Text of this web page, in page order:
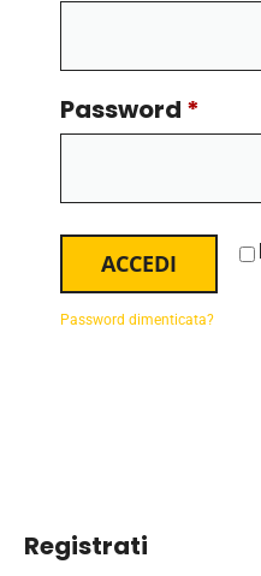
Password *
ACCEDI
Password dimenticata?
Registrati